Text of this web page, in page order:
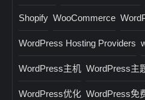
Shopify WooCommerce
WordPress Hosting Providers
WordPress主机 WordPress主
WordPress优化 WordPress免